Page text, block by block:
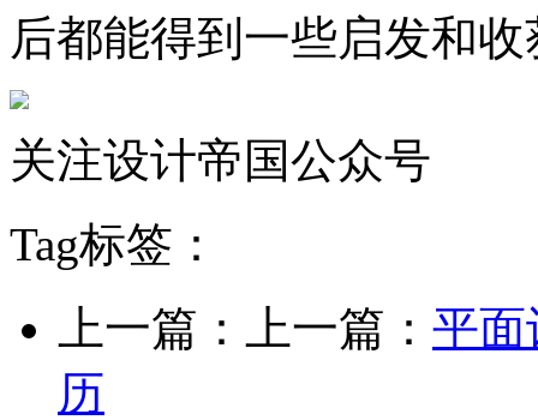
后都能得到一些启发和
关注设计帝国公众号
Tag标签：
上一篇：上一篇： 平面
历